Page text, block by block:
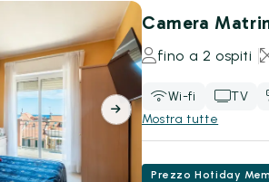
Camera
fino a 2 ospiti
Wi-fi TV
Mostra tutte
Prezzo Hotiday